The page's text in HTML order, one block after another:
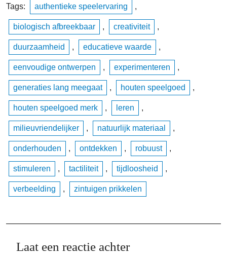
Tags: authentieke speelervaring ,
biologisch afbreekbaar , creativiteit ,
duurzaamheid , educatieve waarde ,
eenvoudige ontwerpen , experimenteren ,
generaties lang meegaat , houten speelgoed ,
houten speelgoed merk , leren ,
milieuvriendelijker , natuurlijk materiaal ,
onderhouden , ontdekken , robuust ,
stimuleren , tactiliteit , tijdloosheid ,
verbeelding , zintuigen prikkelen
Laat een reactie achter